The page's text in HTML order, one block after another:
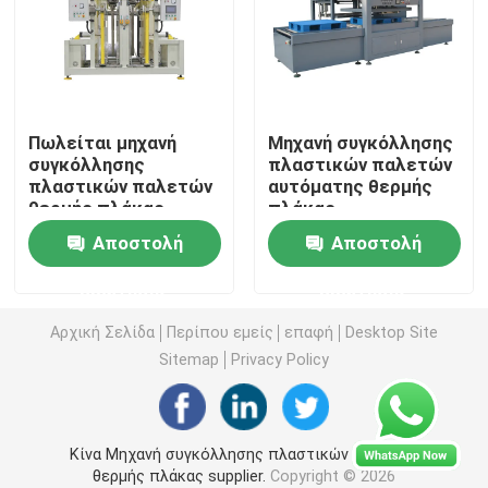
Εξοπλισμός συγκόλλησης καυτών πιάτων
Μηχανή στοίχισης θερμότητας
Μηχανή συγκόλλησης Hot Riveting
Μηχανή συγκόλλησης με τριβή κραδασμών
Υπερηχητική συγκόλληση αυτοκίνητη
Punching μηχανή συγκόλλησης
Πωλείται μηχανή
συγκόλλησης
πλαστικών παλετών
θερμής πλάκας
Αποστολή
Μηχανή συγκόλλησης
πλαστικών παλετών
αυτόματης θερμής
πλάκας
Αποστολή
Αρχική Σελίδα Περίπου εμείς επαφή
Desktop Site
Sitemap
Privacy Policy
Κίνα Μηχανή συγκόλλησης πλαστικών παλετών
θερμής πλάκας supplier. Copyright © 2026